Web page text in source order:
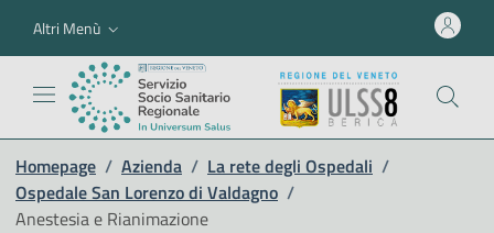
Altri Menù
Homepage / Azienda / La rete degli Ospedali /
Ospedale San Lorenzo di Valdagno /
Anestesia e Rianimazione